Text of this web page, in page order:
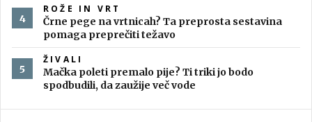
ROŽE IN VRT
Črne pege na vrtnicah? Ta preprosta sestavina
pomaga preprečiti težavo
ŽIVALI
Mačka poleti premalo pije? Ti triki jo bodo
spodbudili, da zaužije več vode